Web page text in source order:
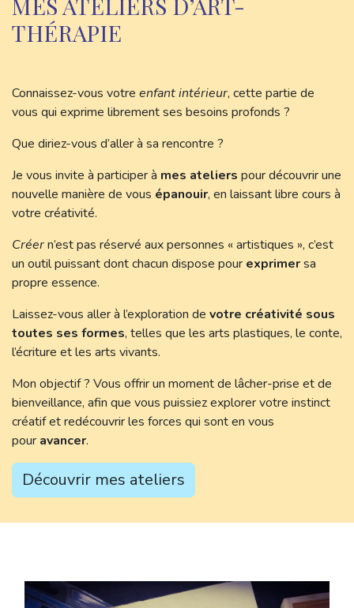
THÉRAPIE
Connaissez-vous votre enfant intérieur, cette partie de
vous qui exprime librement ses besoins profonds ?
Que diriez-vous d’aller à sa rencontre ?
Je vous invite à participer à mes ateliers pour découvrir une
nouvelle manière de vous épanouir, en laissant libre cours à
votre créativité.
Créern’est pas réservé aux personnes « artistiques », c’est
un outil puissant dont chacun dispose pour exprimersa
propre essence.
Laissez-vous aller à l’exploration de votre créativité sous
toutes ses formes, telles que les arts plastiques, le conte,
l’écriture et les arts vivants.
Mon objectif ? Vous offrir un moment de lâcher-prise et de
bienveillance, afin que vous puissiez explorer votre instinct
créatif et redécouvrir les forces qui sont en vous
pour avancer.
Découvrir mes ateliers